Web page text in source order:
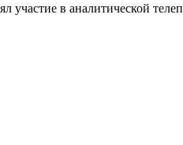
в аналитической